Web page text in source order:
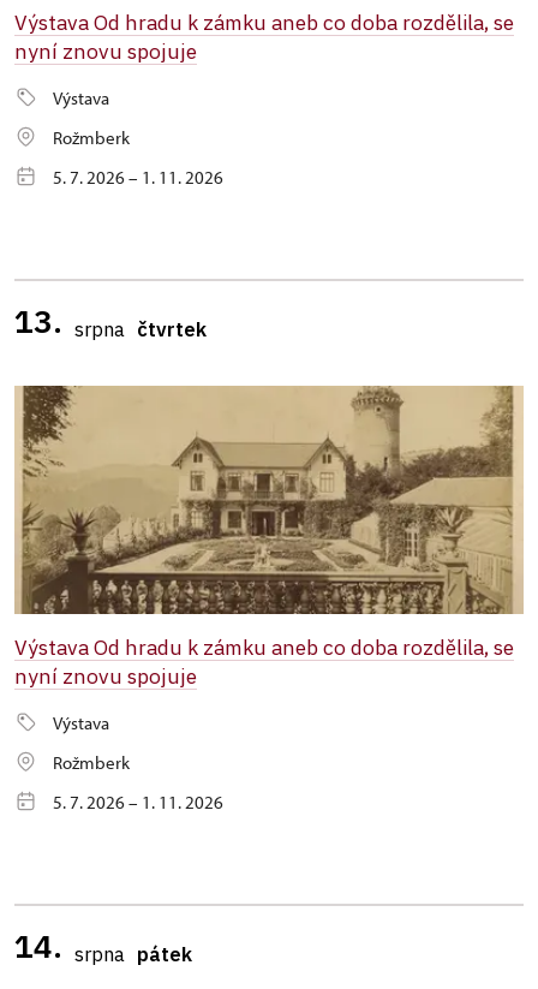
Výstava Od hradu k zámku aneb co doba rozdělila, se
nyní znovu spojuje
Výstava
Rožmberk
5. 7. 2026 – 1. 11. 2026
13. srpna čtvrtek
Výstava Od hradu k zámku aneb co doba rozdělila, se
nyní znovu spojuje
Výstava
Rožmberk
5. 7. 2026 – 1. 11. 2026
14. srpna pátek